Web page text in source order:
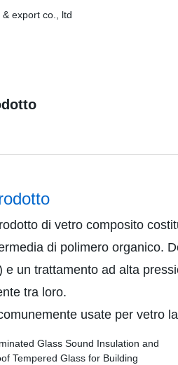
export co., ltd
di vetro composito
di polimero organico.
e un trattamento ad alta
tra loro.
usate per vetro